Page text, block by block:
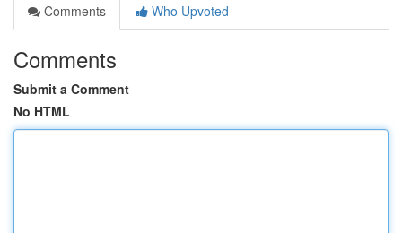
Comments
Who Upvoted
Comments
Submit a Comment
No HTML